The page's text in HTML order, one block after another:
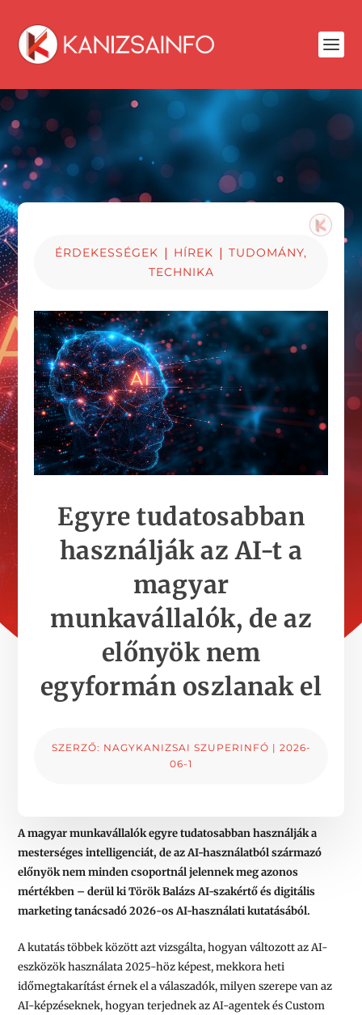
ÉRDEKESSÉGEK | HÍREK | TUDOMÁNY,
TECHNIKA
Egyre tudatosabban
használják az AI-t a
magyar
munkavállalók, de az
előnyök nem
egyformán oszlanak el
SZERZŐ: NAGYKANIZSAI SZUPERINFÓ | 2026-
06-1
A magyar munkavállalók egyre tudatosabban használják a
mesterséges intelligenciát, de az AI-használatból származó
előnyök nem minden csoportnál jelennek meg azonos
mértékben – derül ki Török Balázs AI-szakértő és digitális
marketing tanácsadó 2026-os AI-használati kutatásából.
A kutatás többek között azt vizsgálta, hogyan változott az AI-
eszközök használata 2025-höz képest, mekkora heti
időmegtakarítást érnek el a válaszadók, milyen szerepe van az
AI-képzéseknek, hogyan terjednek az AI-agentek és Custom